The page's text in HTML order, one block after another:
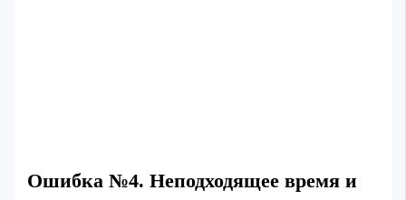
Ошибка №4. Неподходящее время и